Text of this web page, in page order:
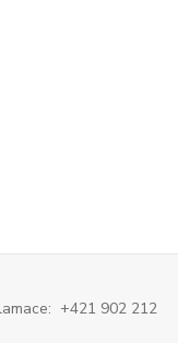
+421 902 212